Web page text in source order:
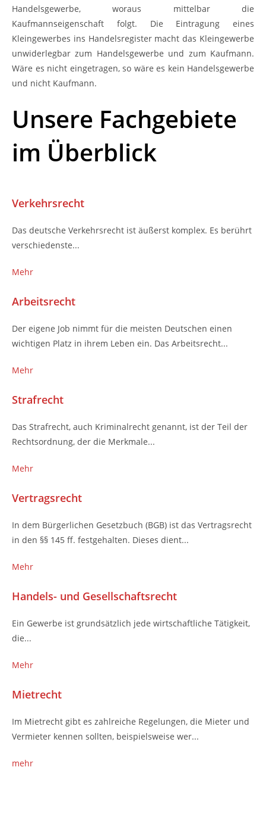
Handelsgewerbe, woraus mittelbar die
Kaufmannseigenschaft folgt. Die Eintragung eines
Kleingewerbes ins Handelsregister macht das Kleingewerbe
unwiderlegbar zum Handelsgewerbe und zum Kaufmann.
Wäre es nicht eingetragen, so wäre es kein Handelsgewerbe
und nicht Kaufmann.
Unsere Fachgebiete
im Überblick
Verkehrsrecht
Das deutsche Verkehrsrecht ist äußerst komplex. Es berührt
verschiedenste...
Mehr
Arbeitsrecht
Der eigene Job nimmt für die meisten Deutschen einen
wichtigen Platz in ihrem Leben ein. Das Arbeitsrecht...
Mehr
Strafrecht
Das Strafrecht, auch Kriminalrecht genannt, ist der Teil der
Rechtsordnung, der die Merkmale...
Mehr
Vertragsrecht
In dem Bürgerlichen Gesetzbuch (BGB) ist das Vertragsrecht
in den §§ 145 ff. festgehalten. Dieses dient...
Mehr
Handels- und Gesellschaftsrecht
Ein Gewerbe ist grundsätzlich jede wirtschaftliche Tätigkeit,
die...
Mehr
Mietrecht
Im Mietrecht gibt es zahlreiche Regelungen, die Mieter und
Vermieter kennen sollten, beispielsweise wer...
mehr